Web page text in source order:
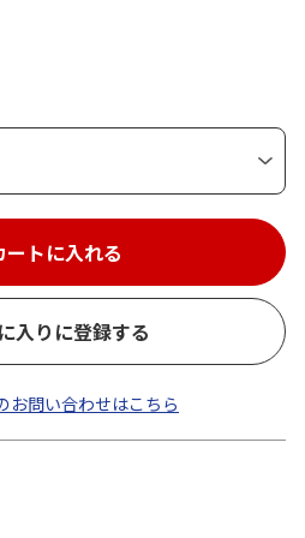
ートに入れる
入りに登録する
お問い合わせはこちら